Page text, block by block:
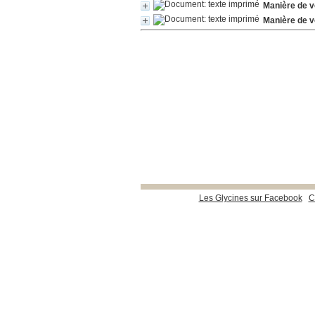
Manière de
Manière de
Les Glycines sur Facebook